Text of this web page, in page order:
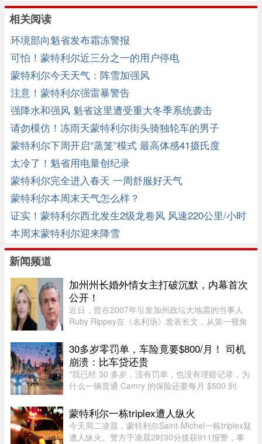
相关阅读
环境部向魁省发布霜冻警报
可怕！蒙特利尔近三分之一的用户停电
蒙特利尔今天天气：阵雪加强风
注意！蒙特利尔强雷暴警告
强降水和强风 魁省这里遭受重大冬季系统袭击
请勿模仿！冻雨天蒙特利尔街头骑独轮车的男子
蒙特利尔下周开启“蒸笼”模式 最高体感41摄氏度
太冷了！魁省用电量创纪录
蒙特利尔完全进入春天 一周舒服好天气
蒙特利尔本周末天气怎么样？
证实！蒙特利尔西北发生2级龙卷风 风速220公里/小时
本周末蒙特利尔迎来降雪
新闻频道
加州州长婚外情女主打破沉默，内幕首次
公开！
近日，曾在2007年引发加州政坛大地震的当事人
Ruby Rippey在《名利场》发表长文，从第一视角
Gavin Newsom的一段婚外情。这段尘封多年的往
事再次被推向风口浪尖。Gavin New ...
30多岁零罚单，车险竟要$800/月！ 司机
崩溃：比车贷还贵
"我已经 30 多岁，没有罚单，也没有理赔记录，为
什么一辆普通 Camry 的保险还要每月 $500 到
己找过保险经纪、直接联系过保险公司，也使用了
多个比价网站，得到的报价 ...
蒙特利尔一栋triplex遭人纵火
今天周二凌晨，蒙特利尔Saint-Michel一栋triplex疑
遭人纵火。警方于凌晨2时30分接获911报警，事